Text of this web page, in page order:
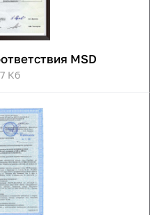
MSD
Кб